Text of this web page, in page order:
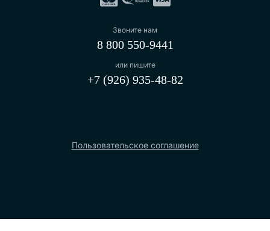
Звоните нам
8 800 550-9441
Пользовательское соглашение
или пишите
+7 (926) 935-48-82